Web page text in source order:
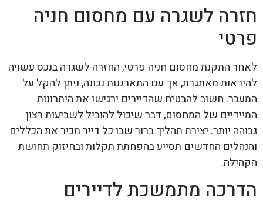
חזרה לשגרה עם מחסום חניה
פרטי
לאחר התקנת מחסום חניה פרטי, החזרה לשגרה בנכס עשויה
להיראות מאתגרת, אך עם התארגנות נכונה, ניתן להקל על
המעבר. חשוב להבטיח שהדיירים ירגישו את היתרונות
המיידיים של המחסום, דבר שיכול להוביל לשביעות רצון
גבוהה יותר. יצירת תהליך ברור שבו כל דייר מכיר את הכללים
והנהלים החדשים תסייע בהפחתת תקלות ובחיזוק תחושת
הקהילה.
הדרכה מתמשכת לדיירים